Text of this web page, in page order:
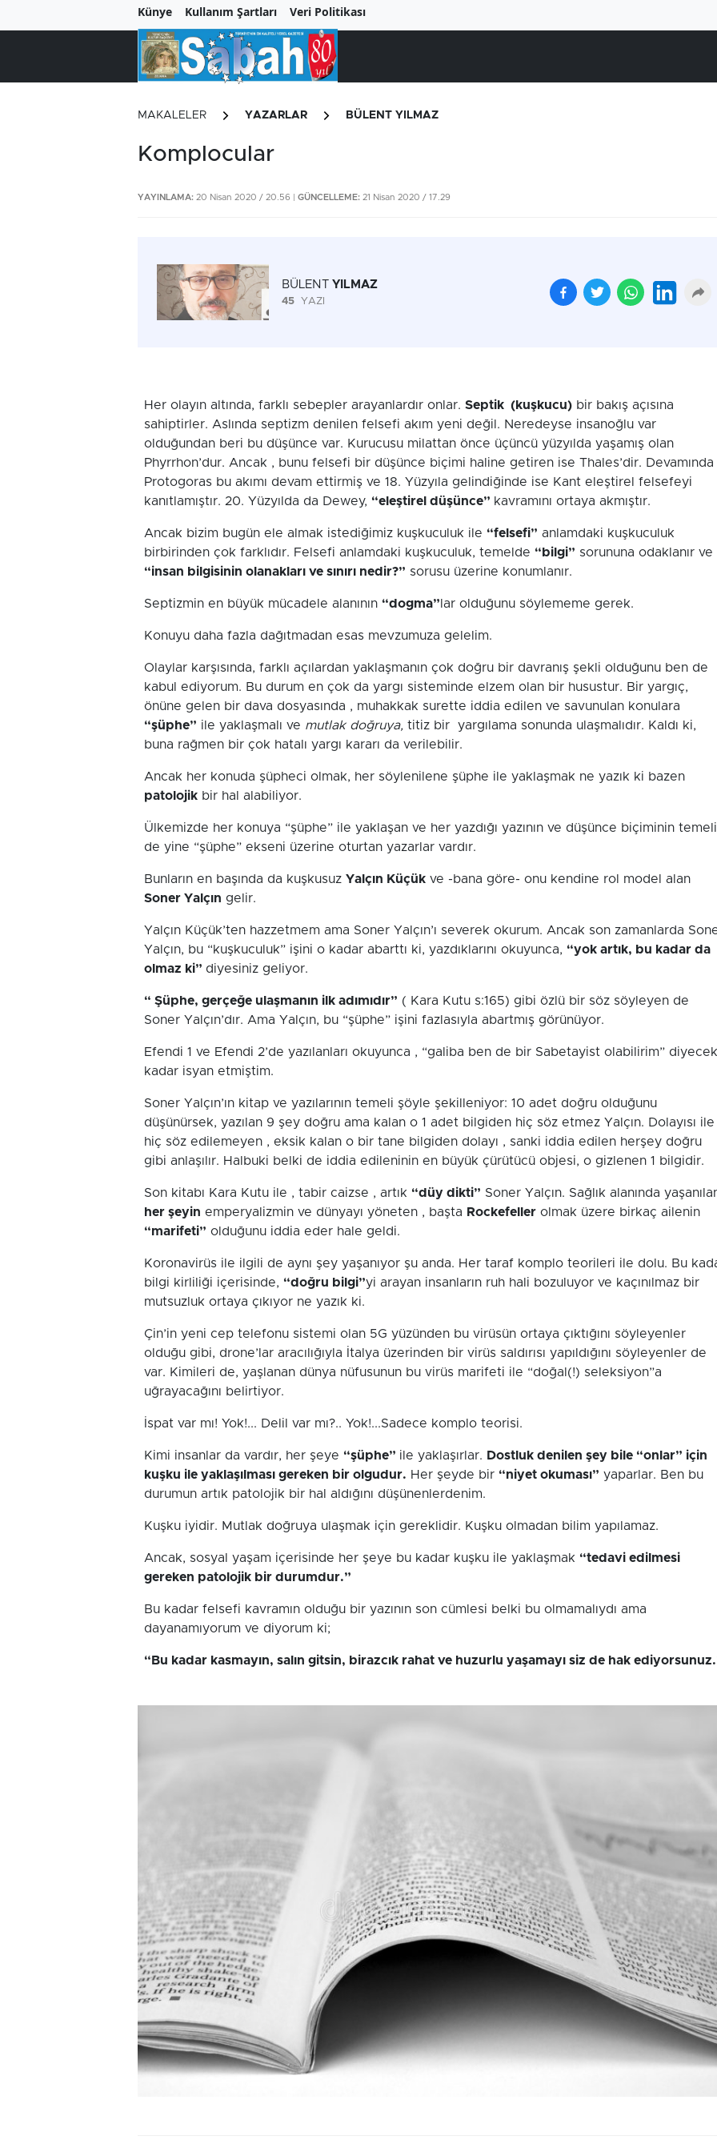
Künye Kullanım Şartları Veri Politikası
MAKALELER YAZARLAR BÜLENT YILMAZ
Komplocular
YAYINLAMA: 20 Nisan 2020 / 20.56 | GÜNCELLEME: 21 Nisan 2020 / 17.29
BÜLENT YILMAZ
45 YAZI
Her olayın altında, farklı sebepler arayanlardır onlar. Septik (kuşkucu) bir bakış açısına
sahiptirler. Aslında septizm denilen felsefi akım yeni değil. Neredeyse insanoğlu var
olduğundan beri bu düşünce var. Kurucusu milattan önce üçüncü yüzyılda yaşamış olan
Phyrrhon’dur. Ancak , bunu felsefi bir düşünce biçimi haline getiren ise Thales’dir. Devamında
Protogoras bu akımı devam ettirmiş ve 18. Yüzyıla gelindiğinde ise Kant eleştirel felsefeyi
kanıtlamıştır. 20. Yüzyılda da Dewey, “eleştirel düşünce” kavramını ortaya akmıştır.
Ancak bizim bugün ele almak istediğimiz kuşkuculuk ile “felsefi” anlamdaki kuşkuculuk
birbirinden çok farklıdır. Felsefi anlamdaki kuşkuculuk, temelde “bilgi” sorununa odaklanır ve
“insan bilgisinin olanakları ve sınırı nedir?” sorusu üzerine konumlanır.
Septizmin en büyük mücadele alanının “dogma” lar olduğunu söylememe gerek.
Konuyu daha fazla dağıtmadan esas mevzumuza gelelim.
Olaylar karşısında, farklı açılardan yaklaşmanın çok doğru bir davranış şekli olduğunu ben de
kabul ediyorum. Bu durum en çok da yargı sisteminde elzem olan bir husustur. Bir yargıç,
önüne gelen bir dava dosyasında , muhakkak surette iddia edilen ve savunulan konulara
“şüphe” ile yaklaşmalı ve mutlak doğruya, titiz bir yargılama sonunda ulaşmalıdır. Kaldı ki,
buna rağmen bir çok hatalı yargı kararı da verilebilir.
Ancak her konuda şüpheci olmak, her söylenilene şüphe ile yaklaşmak ne yazık ki bazen
patolojik bir hal alabiliyor.
Ülkemizde her konuya “şüphe” ile yaklaşan ve her yazdığı yazının ve düşünce biçiminin
de yine “şüphe” ekseni üzerine oturtan yazarlar vardır.
Bunların en başında da kuşkusuz Yalçın Küçük ve -bana göre- onu kendine rol model alan
Soner Yalçın gelir.
Yalçın Küçük’ten hazzetmem ama Soner Yalçın’ı severek okurum. Ancak son zamanlarda
Yalçın, bu “kuşkuculuk” işini o kadar abarttı ki, yazdıklarını okuyunca, “yok artık, bu kadar da
olmaz ki” diyesiniz geliyor.
“ Şüphe, gerçeğe ulaşmanın ilk adımıdır” ( Kara Kutu s:165) gibi özlü bir söz söyleyen de
Soner Yalçın’dır. Ama Yalçın, bu “şüphe” işini fazlasıyla abartmış görünüyor.
Efendi 1 ve Efendi 2’de yazılanları okuyunca , “galiba ben de bir Sabetayist olabilirim” diyecek
kadar isyan etmiştim.
Soner Yalçın’ın kitap ve yazılarının temeli şöyle şekilleniyor: 10 adet doğru olduğunu
düşünürsek, yazılan 9 şey doğru ama kalan o 1 adet bilgiden hiç söz etmez Yalçın. Dolayısı ile
hiç söz edilemeyen , eksik kalan o bir tane bilgiden dolayı , sanki iddia edilen herşey doğru
gibi anlaşılır. Halbuki belki de iddia edileninin en büyük çürütücü objesi, o gizlenen 1 bilgidir.
Son kitabı Kara Kutu ile , tabir caizse , artık “düy dikti” Soner Yalçın. Sağlık alanında
her şeyin emperyalizmin ve dünyayı yöneten , başta Rockefeller olmak üzere birkaç ailenin
“marifeti” olduğunu iddia eder hale geldi.
Koronavirüs ile ilgili de aynı şey yaşanıyor şu anda. Her taraf komplo teorileri ile dolu. Bu
bilgi kirliliği içerisinde, “doğru bilgi”yi arayan insanların ruh hali bozuluyor ve kaçınılmaz bir
mutsuzluk ortaya çıkıyor ne yazık ki.
Çin’in yeni cep telefonu sistemi olan 5G yüzünden bu virüsün ortaya çıktığını söyleyenler
olduğu gibi, drone’lar aracılığıyla İtalya üzerinden bir virüs saldırısı yapıldığını söyleyenler de
var. Kimileri de, yaşlanan dünya nüfusunun bu virüs marifeti ile “doğal(!) seleksiyon”a
uğrayacağını belirtiyor.
İspat var mı! Yok!... Delil var mı?.. Yok!...Sadece komplo teorisi.
Kimi insanlar da vardır, her şeye “şüphe” ile yaklaşırlar. Dostluk denilen şey bile “onlar” için
kuşku ile yaklaşılması gereken bir olgudur. Her şeyde bir “niyet okuması” yaparlar. Ben bu
durumun artık patolojik bir hal aldığını düşünenlerdenim.
Kuşku iyidir. Mutlak doğruya ulaşmak için gereklidir. Kuşku olmadan bilim yapılamaz.
Ancak, sosyal yaşam içerisinde her şeye bu kadar kuşku ile yaklaşmak “tedavi edilmesi
gereken patolojik bir durumdur.”
Bu kadar felsefi kavramın olduğu bir yazının son cümlesi belki bu olmamalıydı ama
dayanamıyorum ve diyorum ki;
“Bu kadar kasmayın, salın gitsin, birazcık rahat ve huzurlu yaşamayı siz de hak
Yüksek elektrik
çiftçiyi üretimden